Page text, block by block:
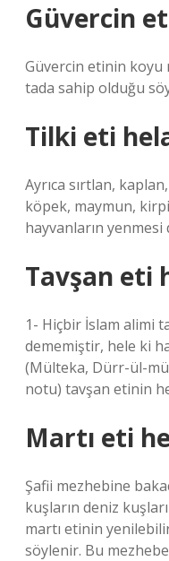
Güvercin
Güvercin etinin
tada sahip olduğu
Tilki eti
Ayrıca sırtlan,
köpek, maymun, kirpi
hayvanların yenmesi
Tavşan eti
1- Hiçbir İslam alimi
dememiştir, hele ki
(Mülteka, Dürr-ül-
notu) tavşan etinin
Martı eti
Şafii mezhebine
kuşların deniz
martı etinin
söylenir. Bu